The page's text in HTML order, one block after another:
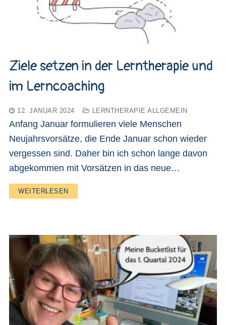
Ziele setzen in der Lerntherapie und
im Lerncoaching
12. JANUAR 2024 LERNTHERAPIE ALLGEMEIN
Anfang Januar formulieren viele Menschen
Neujahrsvorsätze, die Ende Januar schon wieder
vergessen sind. Daher bin ich schon lange davon
abgekommen mit Vorsätzen in das neue…
WEITERLESEN